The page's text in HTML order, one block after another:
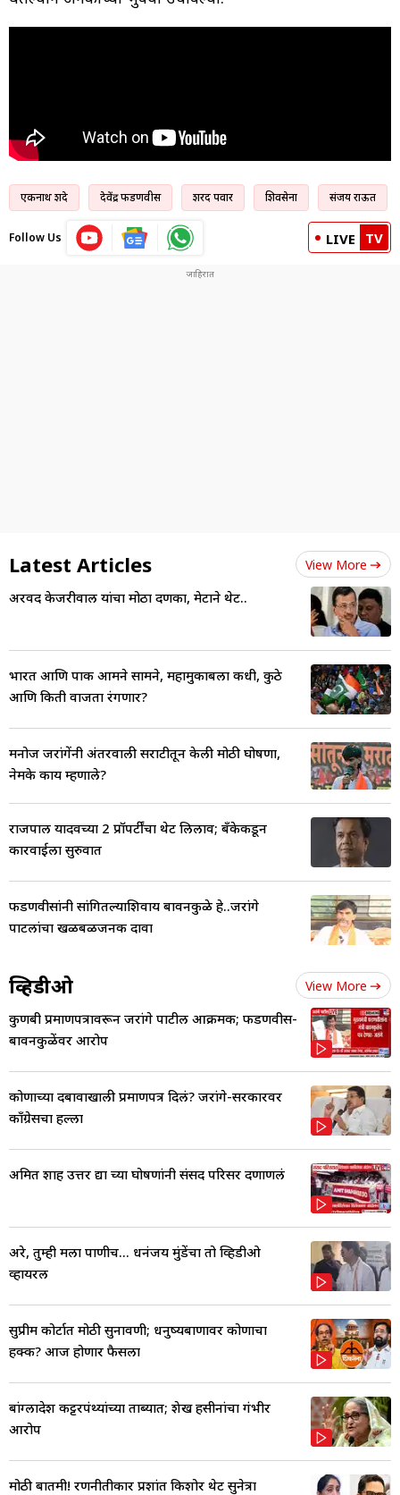
एकनाथ शिंदे देवेंद्र फडणवीस शरद पवार शिवसेना संजय राऊत
Follow Us LIVE TV
Latest Articles View More
अरविंद केजरीवाल यांचा मोठा दणका, मेटाने थेट..
भारत आणि पाक आमने सामने, महामुकाबला कधी, कुठे
आणि किती वाजता रंगणार?
मनोज जरांगेंनी अंतरवाली सराटीतून केली मोठी घोषणा,
नेमके काय म्हणाले?
राजपाल यादवच्या 2 प्रॉपर्टींचा थेट लिलाव; बँकेकडून
कारवाईला सुरुवात
फडणवीसांनी सांगितल्याशिवाय बावनकुळे हे..जरांगे
पाटलांचा खळबळजनक दावा
व्हिडीओ View More
कुणबी प्रमाणपत्रावरून जरांगे पाटील आक्रमक; फडणवीस-
बावनकुळेंवर आरोप
कोणाच्या दबावाखाली प्रमाणपत्र दिलं? जरांगे-सरकारवर
काँग्रेसचा हल्ला
अमित शाह उत्तर द्या च्या घोषणांनी संसद परिसर दणाणलं
अरे, तुम्ही मला पाणीच... धनंजय मुंडेंचा तो व्हिडीओ
व्हायरल
सुप्रीम कोर्टात मोठी सुनावणी; धनुष्यबाणावर कोणाचा
हक्क? आज होणार फैसला
बांग्लादेश कट्टरपंथ्यांच्या ताब्यात; शेख हसीनांचा गंभीर
आरोप
मोठी बातमी! रणनीतीकार प्रशांत किशोर थेट सुनेत्रा